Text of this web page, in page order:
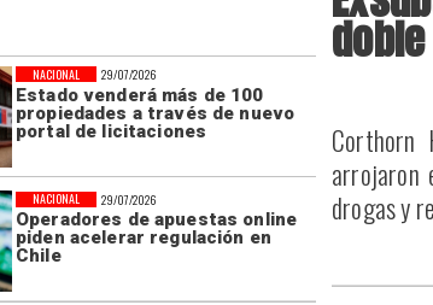
29/07/2026
Estado venderá más de 100
propiedades a través de nuevo
portal de licitaciones
NACIONAL
29/07/2026
Operadores de apuestas online
piden acelerar regulación en
Chile
NACIONAL
Corthorn
arrojaron
drogas y